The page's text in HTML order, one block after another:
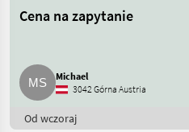
Cena na zapytanie
Michael
3042 Górna Austria
Od wczoraj